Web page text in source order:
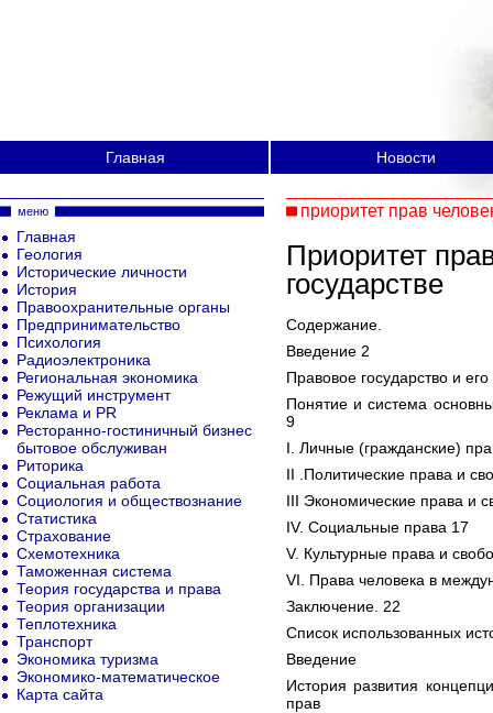
Главная Новости
приоритет прав
Приоритет
государстве
Содержание.
Введение 2
Правовое государство и
Понятие и система
9
I. Личные (гражданские)
II .Политические права и
III Экономические права и
IV. Социальные права 17
V. Культурные права и
VI. Права человека в
Заключение. 22
Список использованных
Введение
История развития
прав
меню
Главная
Геология
Исторические личности
История
Правоохранительные органы
Предпринимательство
Психология
Радиоэлектроника
Региональная экономика
Режущий инструмент
Реклама и PR
Ресторанно-гостиничный бизнес
бытовое обслуживан
Риторика
Социальная работа
Социология и обществознание
Статистика
Страхование
Схемотехника
Таможенная система
Теория государства и права
Теория организации
Теплотехника
Транспорт
Экономика туризма
Экономико-математическое
Карта сайта